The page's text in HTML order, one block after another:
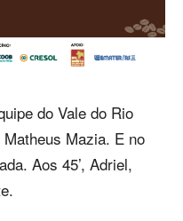
do Vale do Rio
Mazia. E no
Aos 45’, Adriel,